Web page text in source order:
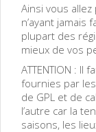
Ainsi vous
n’ayant jamais
plupart des
mieux de vos
ATTENTION :
fournies par
de GPL et de
l’autre car la
saisons, les